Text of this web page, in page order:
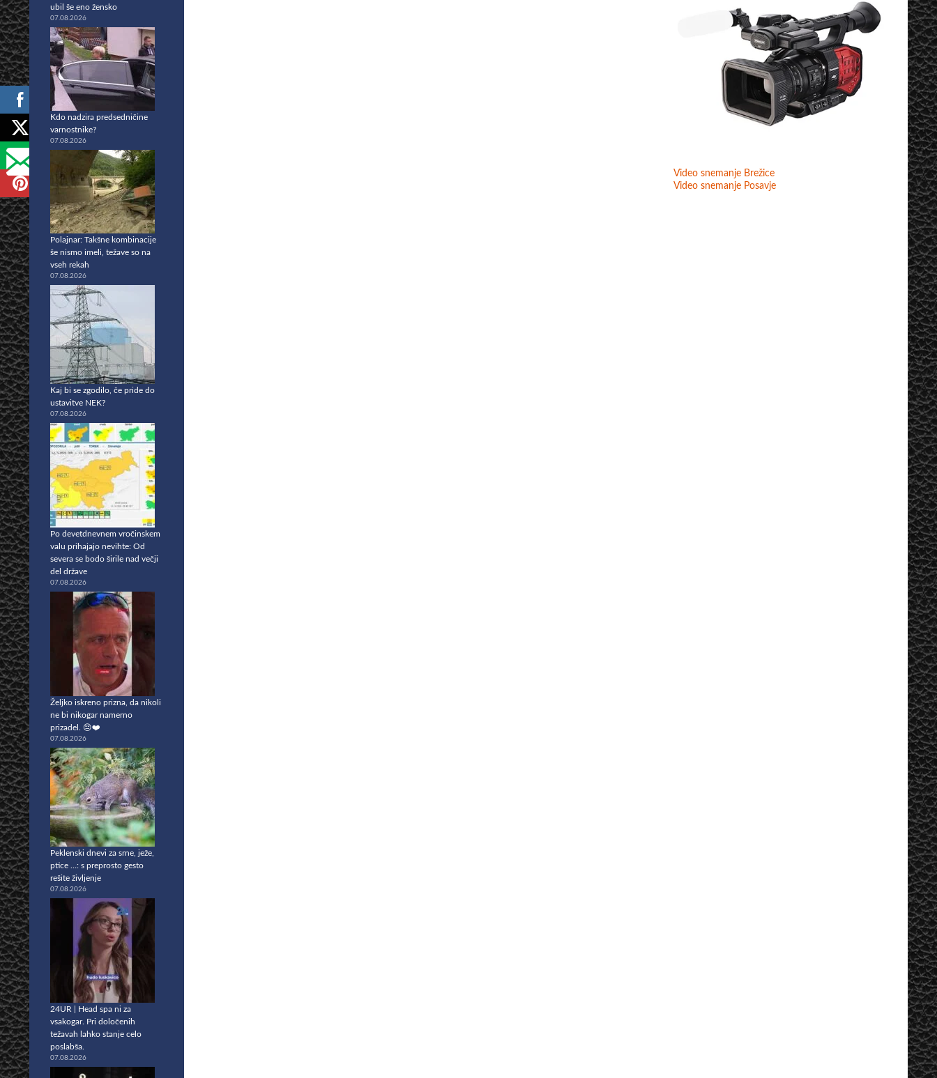
Video snemanje Brežice
Video snemanje Posavje
ubil še eno žensko
07.08.2026
Kdo nadzira predsedničine
varnostnike?
07.08.2026
Polajnar: Takšne kombinacije
še nismo imeli, težave so na
vseh rekah
07.08.2026
Kaj bi se zgodilo, če pride do
ustavitve NEK?
07.08.2026
Po devetdnevnem vročinskem
valu prihajajo nevihte: Od
severa se bodo širile nad večji
del države
07.08.2026
Željko iskreno prizna, da nikoli
ne bi nikogar namerno
prizadel. 😔❤️
07.08.2026
Peklenski dnevi za srne, ježe,
ptice …: s preprosto gesto
rešite življenje
07.08.2026
24UR | Head spa ni za
vsakogar. Pri določenih
težavah lahko stanje celo
poslabša.
07.08.2026